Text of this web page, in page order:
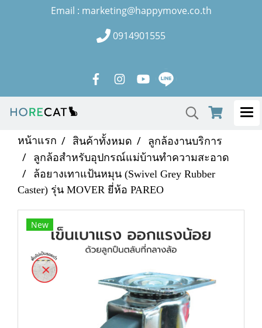
Email : marketing@happymove.co.th
0914901555
หน้าแรก สินค้าทั้งหมด
ลูกล้องานบริการ
ลูกล้อสำหรับอุปกรณ์แม่บ้านทำความสะอาด
ล้อยางเทาแป้นหมุน (Swivel Grey Rubber
Caster) รุ่น MOVER ยี่ห้อ PAREO
New